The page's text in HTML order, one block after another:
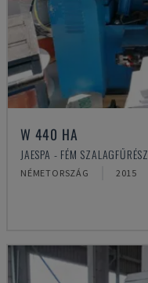
W 440 HA
JAESPA - FÉM SZALAGFŰRÉSZ
NÉMETORSZÁG 2015